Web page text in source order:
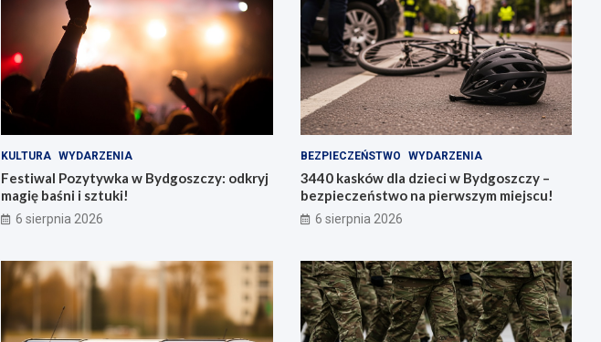
KULTURA WYDARZENIA
Festiwal Pozytywka w Bydgoszczy: odkryj
magię baśni i sztuki!
6 sierpnia 2026
BEZPIECZEŃSTWO WYDARZENIA
3440 kasków dla dzieci w Bydgoszczy –
bezpieczeństwo na pierwszym miejscu!
6 sierpnia 2026